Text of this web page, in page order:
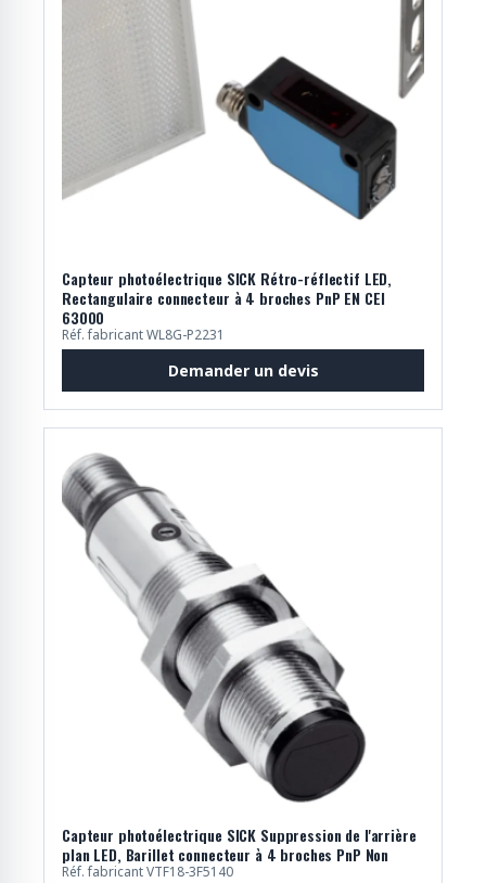
Capteur photoélectrique SICK Rétro-réflectif LED,
Rectangulaire connecteur à 4 broches PnP EN CEI
63000
Réf. fabricant WL8G-P2231
Demander un devis
Capteur photoélectrique SICK Suppression de l'arrière
plan LED, Barillet connecteur à 4 broches PnP Non
Réf. fabricant VTF18-3F5140